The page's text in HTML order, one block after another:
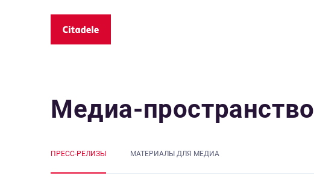
Медиа-пространство
ПРЕСС-РЕЛИЗЫ MАТЕРИАЛЫ ДЛЯ МЕДИА